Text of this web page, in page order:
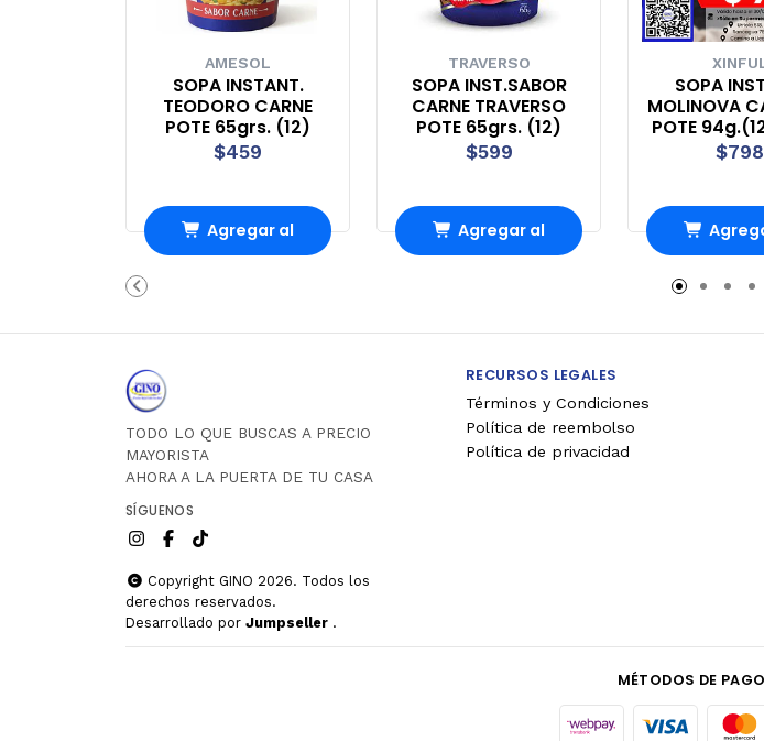
AMESOL
SOPA INSTANT.
TEODORO CARNE
POTE 65grs. (12)
$459
Agregar al
TRAVERSO
SOPA INST.SABOR
CARNE TRAVERSO
POTE 65grs. (12)
$599
Agregar al
SOPA
MOLINOVA
POTE
$798
Carro
TODO LO QUE BUSCAS A PRECIO
MAYORISTA
AHORA A LA PUERTA DE TU CASA
SÍGUENOS
Copyright GINO 2026. Todos los
derechos reservados.
Desarrollado por Jumpseller .
RECURSOS LEGALES
Términos y Condiciones
Política de reembolso
Política de privacidad
MÉTODOS DE